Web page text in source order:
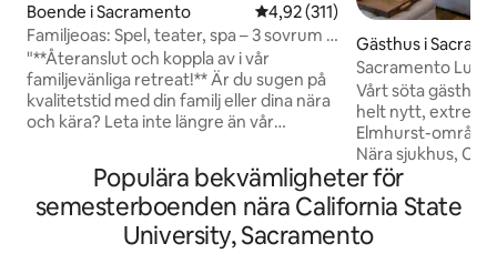
Boende i Sacramento 4,92 av 5 i genomsnittligt
4,92 (311)
Familjeoas: Spel, teater, spa – 3 sovrum +
studio
"**Återanslut och koppla av i vår
familjevänliga retreat!** Är du sugen på
kvalitetstid med din familj eller dina nära
och kära? Leta inte längre än vår
skapa oförglömliga stunder och oändligt
kul. Välkommen till din perfekta
semester! Detta är ett boende med 2
enheter, ett huvudhus och en ombyggd
garage studio. Studion har egen ingång
Gästhus i
Sacramento
Nybyggt!
Vårt söta
helt nytt, extremt
Elmhurst-
Nära sjukhus,
Sovrummet har
storlek och
storlek. Gästhuset har ultrasnabbt WiFi
och 50" TV. Det
Populära bekvämligheter för
semesterboenden nära California State
University, Sacramento